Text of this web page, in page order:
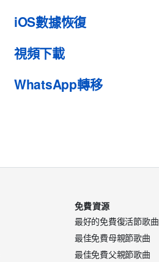
iOS數據恢復
視頻下載
WhatsApp轉移
免費資源
最好的免費復活節歌曲
最佳免費母親節歌曲
最佳免費父親節歌曲